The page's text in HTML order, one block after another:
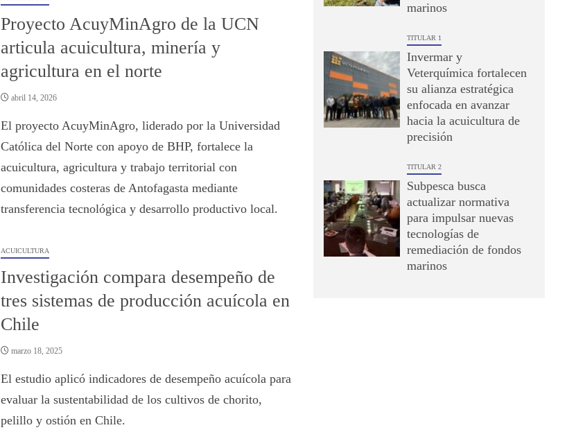
Proyecto AcuyMinAgro de la UCN
articula acuicultura, minería y
agricultura en el norte
abril 14, 2026
El proyecto AcuyMinAgro, liderado por la Universidad
Católica del Norte con apoyo de BHP, fortalece la
acuicultura, agricultura y trabajo territorial con
comunidades costeras de Antofagasta mediante
transferencia tecnológica y desarrollo productivo local.
ACUICULTURA
Investigación compara desempeño de
tres sistemas de producción acuícola en
Chile
marzo 18, 2025
El estudio aplicó indicadores de desempeño acuícola para
evaluar la sustentabilidad de los cultivos de chorito,
pelillo y ostión en Chile.
marinos
TITULAR 1
Invermar y
Veterquímica fortalecen
su alianza estratégica
enfocada en avanzar
hacia la acuicultura de
precisión
TITULAR 2
Subpesca busca
actualizar normativa
para impulsar nuevas
tecnologías de
remediación de fondos
marinos